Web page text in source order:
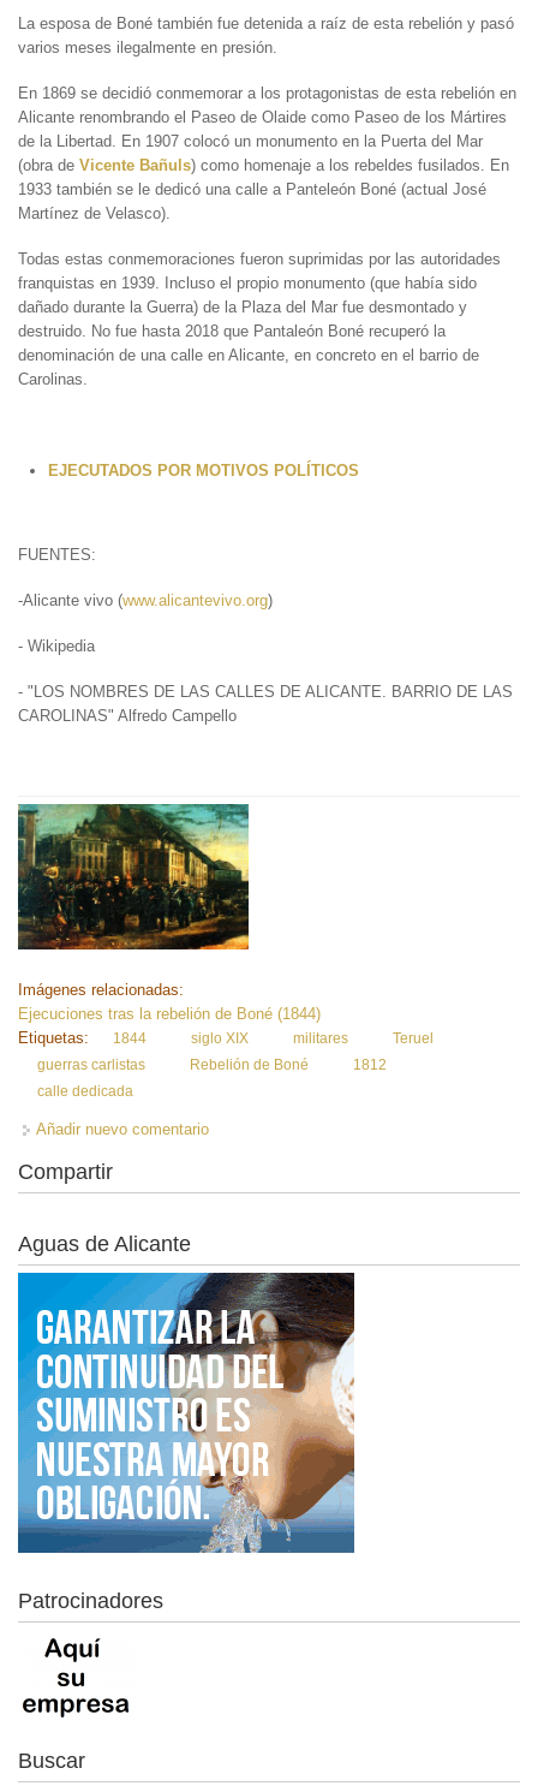
La esposa de Boné también fue detenida a raíz de esta rebelión y pasó
varios meses ilegalmente en presión.
En 1869 se decidió conmemorar a los protagonistas de esta rebelión en
Alicante renombrando el Paseo de Olaide como Paseo de los Mártires
de la Libertad. En 1907 colocó un monumento en la Puerta del Mar
(obra de Vicente Bañuls) como homenaje a los rebeldes fusilados. En
1933 también se le dedicó una calle a Panteleón Boné (actual José
Martínez de Velasco).
Todas estas conmemoraciones fueron suprimidas por las autoridades
franquistas en 1939. Incluso el propio monumento (que había sido
dañado durante la Guerra) de la Plaza del Mar fue desmontado y
destruido. No fue hasta 2018 que Pantaleón Boné recuperó la
denominación de una calle en Alicante, en concreto en el barrio de
Carolinas.
EJECUTADOS POR MOTIVOS POLÍTICOS
FUENTES:
-Alicante vivo (www.alicantevivo.org)
- Wikipedia
- "LOS NOMBRES DE LAS CALLES DE ALICANTE. BARRIO DE LAS
CAROLINAS" Alfredo Campello
Imágenes relacionadas:
Ejecuciones tras la rebelión de Boné (1844)
Etiquetas:
1844 siglo XIX militares
Teruel
guerras carlistas
Rebelión de Boné
1812
calle dedicada
Añadir nuevo comentario
Compartir
Aguas de Alicante
Patrocinadores
Buscar